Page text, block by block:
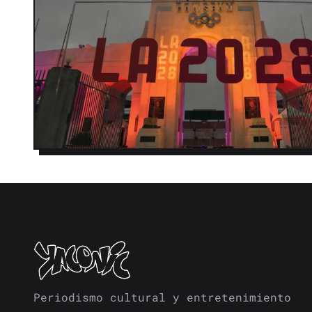
Periodismo cultural y entretenimiento